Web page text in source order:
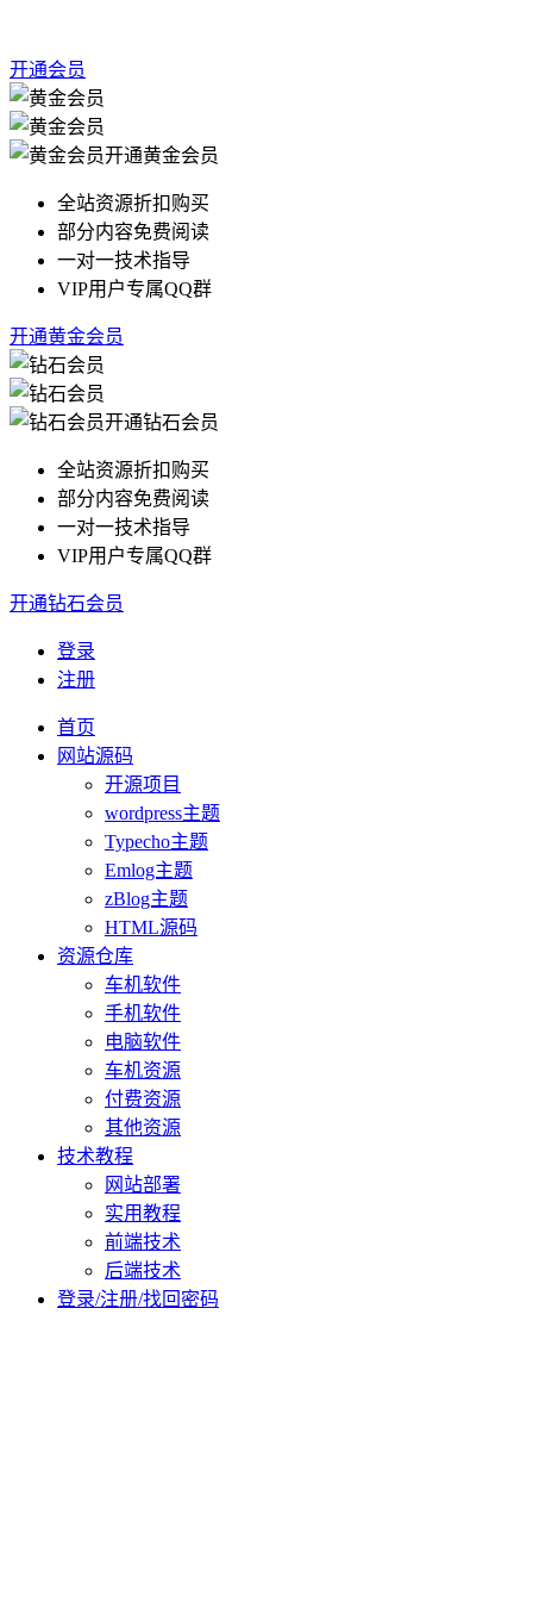
开通会员
开通黄金会员
全站资源折扣购买
部分内容免费阅读
一对一技术指导
VIP用户专属QQ群
开通黄金会员
开通钻石会员
全站资源折扣购买
部分内容免费阅读
一对一技术指导
VIP用户专属QQ群
开通钻石会员
登录
注册
首页
网站源码
开源项目
wordpress主题
Typecho主题
Emlog主题
zBlog主题
HTML源码
资源仓库
车机软件
手机软件
电脑软件
车机资源
付费资源
其他资源
技术教程
网站部署
实用教程
前端技术
后端技术
登录/注册/找回密码